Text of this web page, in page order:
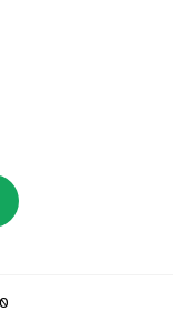
kysymykset (FAQ)